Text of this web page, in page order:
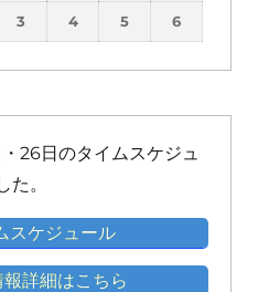
ン
ト)
ン
ト)
ン
ト)
ン
ト)
イ
ン
イ
ン
イ
ン
イ
ン
ト)
ト)
ト)
3 4 5 6
26日のタイムスケジュ
た。
スケジュール
詳細はこちら